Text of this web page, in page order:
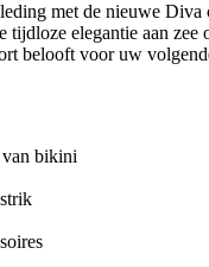
met de nieuwe Diva
tijdloze elegantie aan zee
belooft voor uw
bikini